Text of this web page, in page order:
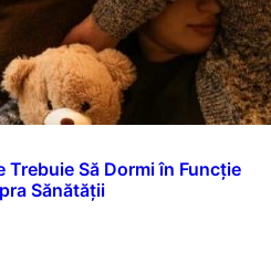
Trebuie Să Dormi în Funcție
Sănătății